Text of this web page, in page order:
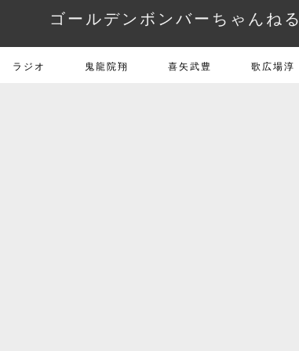
ゴールデンボンバーちゃんねる
ラジオ 鬼龍院翔 喜矢武豊 歌広場淳